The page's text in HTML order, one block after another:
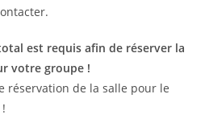
est requis afin de réserver la
votre groupe !
réservation de la salle pour le